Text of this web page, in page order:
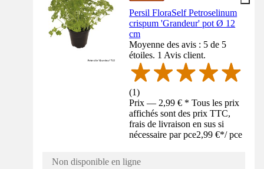
Persil FloraSelf Petroselinum
crispum 'Grandeur' pot Ø 12
cm
Moyenne des avis : 5 de 5
étoiles. 1 Avis client.
(1)
Prix — 2,99 € * Tous les prix
affichés sont des prix TTC,
frais de livraison en sus si
nécessaire par pce2,99 €*/ pce
Non disponible en ligne